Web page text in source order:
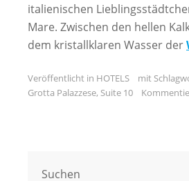
italienischen
Mare. Zwischen den hellen
dem kristallklaren Wasser der
Veröffentlicht in HOTELS mit
Grotta Palazzese, Suite 10
Suchen